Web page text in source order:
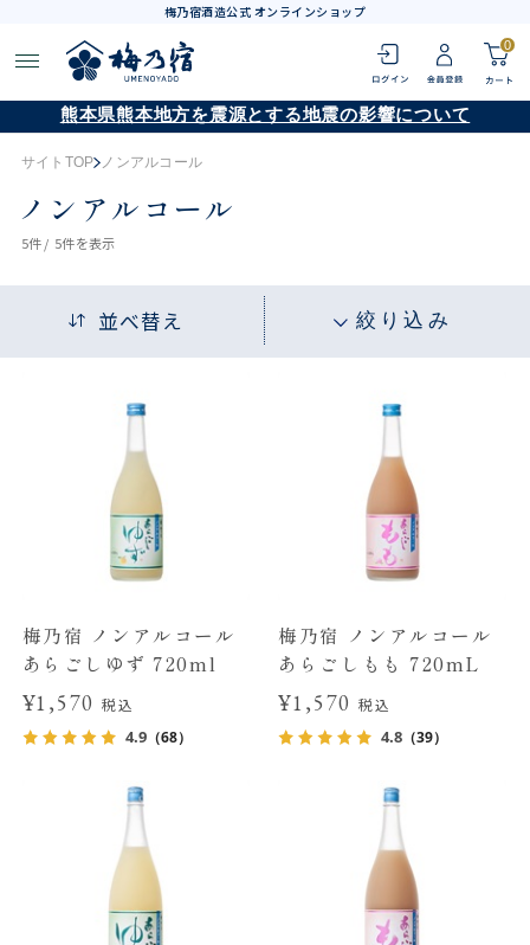
梅乃宿酒造公式 オンラインショップ
0
熊本県熊本地方を震源とする地震の影響について
サイトTOP ノンアルコール
ノンアルコール
5件 / 5件を表示
並べ替え 絞り込み
梅乃宿 ノンアルコール
あらごしゆず 720ml
¥1,570税込
4.9（68）
梅乃宿 ノンアルコール
あらごしもも 720mL
¥1,570 税込
4.8 （39）